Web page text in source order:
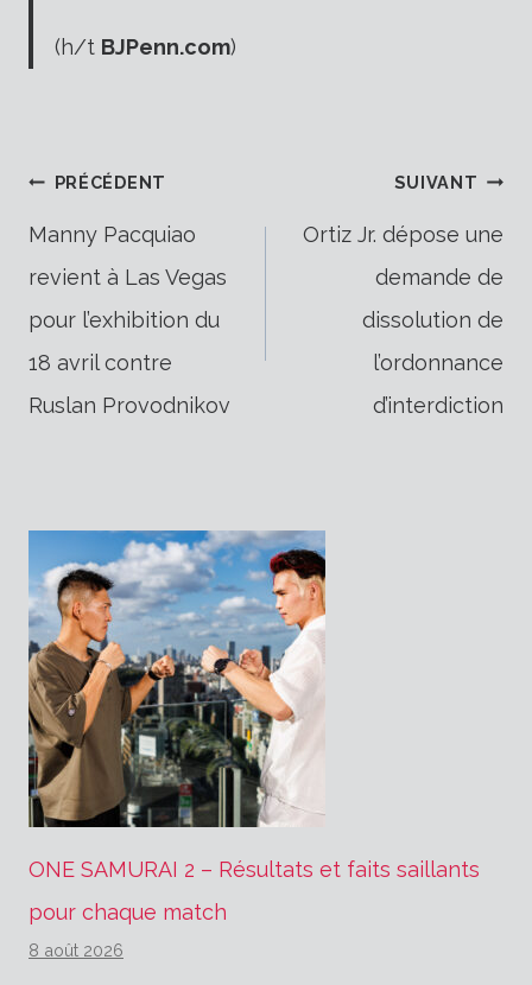
(h/t BJPenn.com)
Navigation
de
l’article
PRÉCÉDENT
Manny Pacquiao
revient à Las Vegas
pour l’exhibition du
18 avril contre
Ruslan Provodnikov
SUIVANT
Ortiz Jr. dépose une
demande de
dissolution de
l’ordonnance
d’interdiction
ONE SAMURAI 2 – Résultats et faits saillants
pour chaque match
8 août 2026